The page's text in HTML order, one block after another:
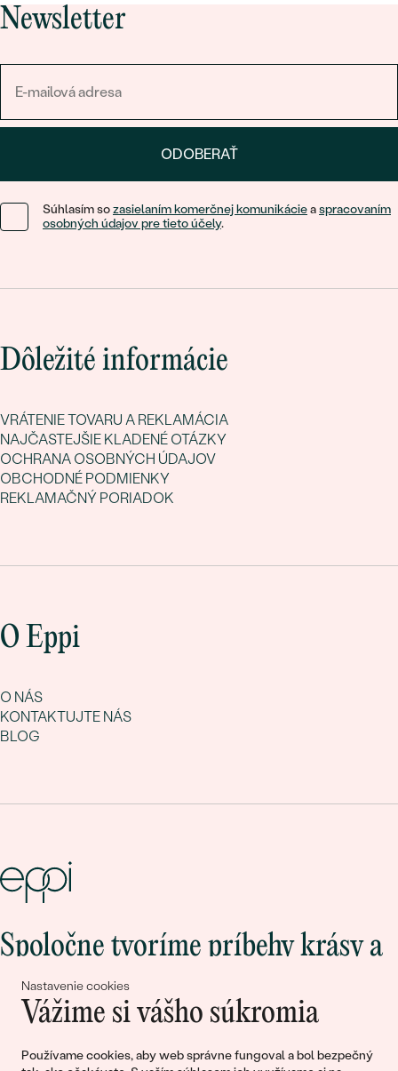
Nastavenie cookies
Vážime si vášho súkromia
Používame cookies, aby web správne fungoval a bol bezpečný
Newsletter
ODOBERAŤ
Súhlasím sozasielaním komerčnej komunikácieaspracovaním
osobných údajov pre tieto účely.
Dôležité informácie
VRÁTENIE TOVARU A REKLAMÁCIA
NAJČASTEJŠIE KLADENÉ OTÁZKY
OCHRANA OSOBNÝCH ÚDAJOV
OBCHODNÉ PODMIENKY
REKLAMAČNÝ PORIADOK
O Eppi
O NÁS
KONTAKTUJTE NÁS
BLOG
Spoločne tvoríme príbehy krásy a
lásky